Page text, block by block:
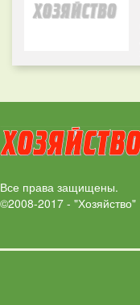
Все права защищены.
©2008-2017 - "Хозяйство"